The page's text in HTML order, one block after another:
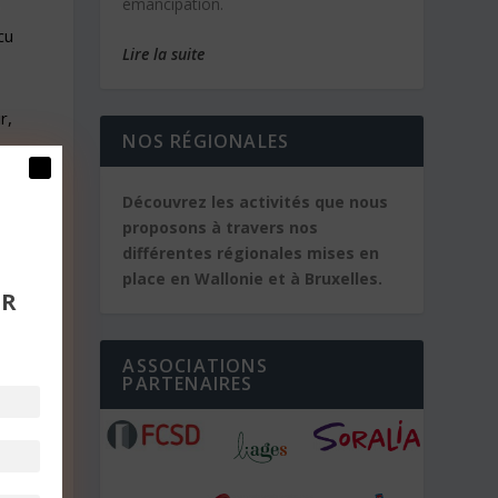
Lire la suite
NOS RÉGIONALES
Découvrez les activités que nous
proposons à travers nos
différentes régionales mises en
place en Wallonie et à Bruxelles.
ASSOCIATIONS
PARTENAIRES